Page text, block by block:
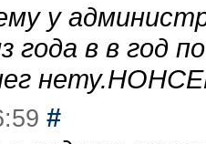
у
года в в год
#